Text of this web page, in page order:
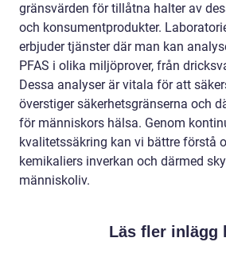
gränsvärden för tillåtna halter av
och konsumentprodukter.
erbjuder tjänster där man kan
PFAS i olika miljöprover, från
Dessa analyser är vitala för att
överstiger säkerhetsgränserna och
för människors hälsa. Genom
kvalitetssäkring kan vi bättre förstå
kemikaliers inverkan och därmed
människoliv.
Läs fler inlägg